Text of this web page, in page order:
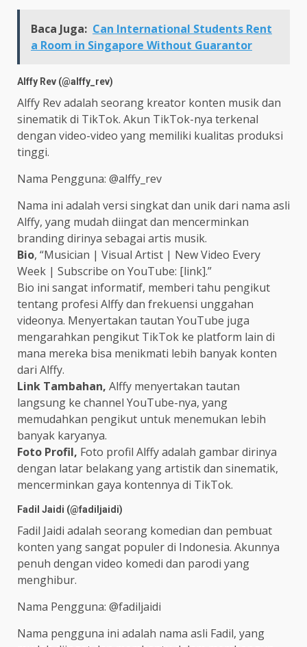
Baca Juga: Can International Students Rent
a Room in Singapore Without Guarantor
Alffy Rev (@alffy_rev)
Alffy Rev adalah seorang kreator konten musik dan
sinematik di TikTok. Akun TikTok-nya terkenal
dengan video-video yang memiliki kualitas produksi
tinggi.
Nama Pengguna: @alffy_rev
Nama ini adalah versi singkat dan unik dari nama asli
Alffy, yang mudah diingat dan mencerminkan
branding dirinya sebagai artis musik.
Bio, “Musician | Visual Artist | New Video Every
Week | Subscribe on YouTube: [link].”
Bio ini sangat informatif, memberi tahu pengikut
tentang profesi Alffy dan frekuensi unggahan
videonya. Menyertakan tautan YouTube juga
mengarahkan pengikut TikTok ke platform lain di
mana mereka bisa menikmati lebih banyak konten
dari Alffy.
Link Tambahan, Alffy menyertakan tautan
langsung ke channel YouTube-nya, yang
memudahkan pengikut untuk menemukan lebih
banyak karyanya.
Foto Profil, Foto profil Alffy adalah gambar dirinya
dengan latar belakang yang artistik dan sinematik,
mencerminkan gaya kontennya di TikTok.
Fadil Jaidi (@fadiljaidi)
Fadil Jaidi adalah seorang komedian dan pembuat
konten yang sangat populer di Indonesia. Akunnya
penuh dengan video komedi dan parodi yang
menghibur.
Nama Pengguna: @fadiljaidi
Nama pengguna ini adalah nama asli Fadil, yang